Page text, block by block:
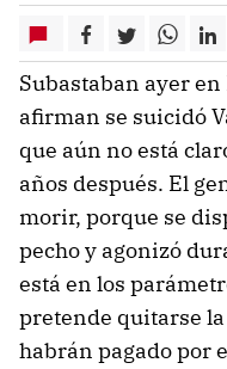
Subastaban ayer
afirman se suicidó
que aún no está
años después. El
morir, porque se
pecho y agonizó
está en los
pretende quitarse
habrán pagado por